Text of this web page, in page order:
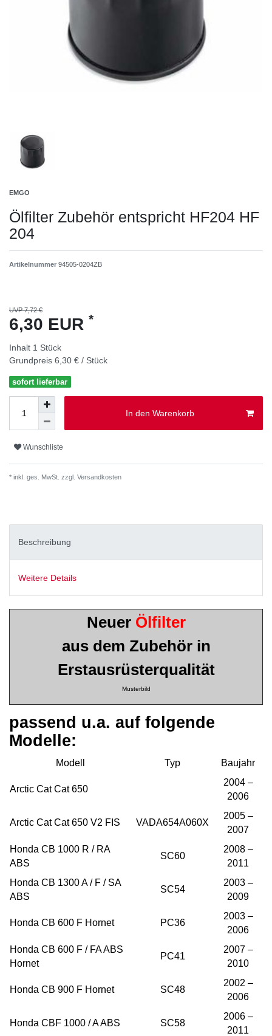
EMGO
Ölfilter Zubehör entspricht HF204 HF
204
Artikelnummer 94505-0204ZB
UVP 7,72 €
6,30 EUR *
Inhalt 1 Stück
Grundpreis 6,30 € / Stück
sofort lieferbar
In den Warenkorb
Wunschliste
* inkl. ges. MwSt. zzgl. Versandkosten
Beschreibung
Weitere Details
Neuer Ölfilter
aus dem Zubehör in
Erstausrüsterqualität
Musterbild
passend u.a. auf folgende
Modelle:
Modell Typ Baujahr
Arctic Cat Cat 650
2004 –
2006
Arctic Cat Cat 650 V2 FIS VADA654A060X
2005 –
2007
Honda CB 1000 R / RA
ABS
SC60
2008 –
2011
Honda CB 1300 A / F / SA
ABS
SC54
2003 –
2009
Honda CB 600 F Hornet PC36
2003 –
2006
Honda CB 600 F / FA ABS
Hornet
PC41
2007 –
2010
Honda CB 900 F Hornet SC48
2002 –
2006
Honda CBF 1000 / A ABS SC58
2006 –
2011